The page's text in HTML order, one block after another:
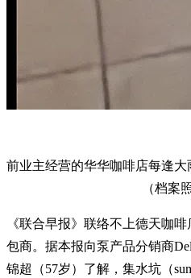
前业主经营的华华咖啡店每逢大
（档案
《联合早报》联络不上德天咖
包商。据本报向泵产品分销商
锦超（57岁）了解，集水坑（